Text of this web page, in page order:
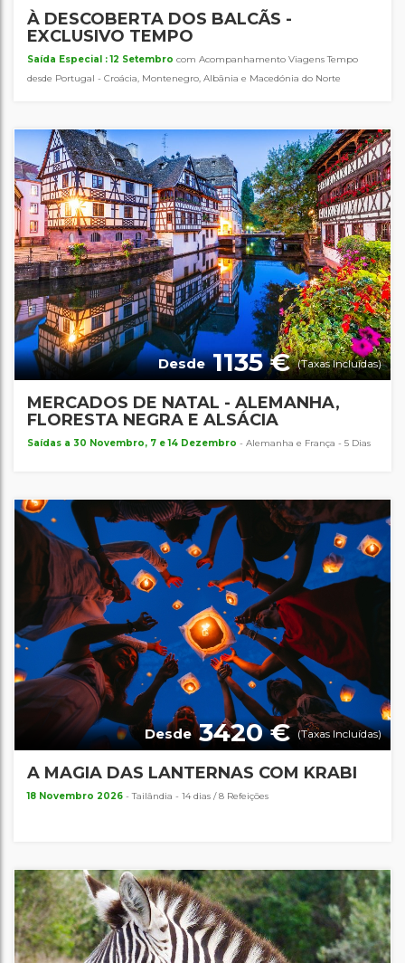
À DESCOBERTA DOS BALCÃS -
EXCLUSIVO TEMPO
Saída Especial : 12 Setembro com Acompanhamento Viagens Tempo
desde Portugal - Croácia, Montenegro, Albânia e Macedónia do Norte
Desde1135 €(Taxas Incluídas)
MERCADOS DE NATAL - ALEMANHA,
FLORESTA NEGRA E ALSÁCIA
Saídas a 30 Novembro, 7 e 14 Dezembro - Alemanha e França - 5 Dias
Desde3420 €(Taxas Incluídas)
A MAGIA DAS LANTERNAS COM KRABI
18 Novembro 2026 - Tailândia - 14 dias / 8 Refeições